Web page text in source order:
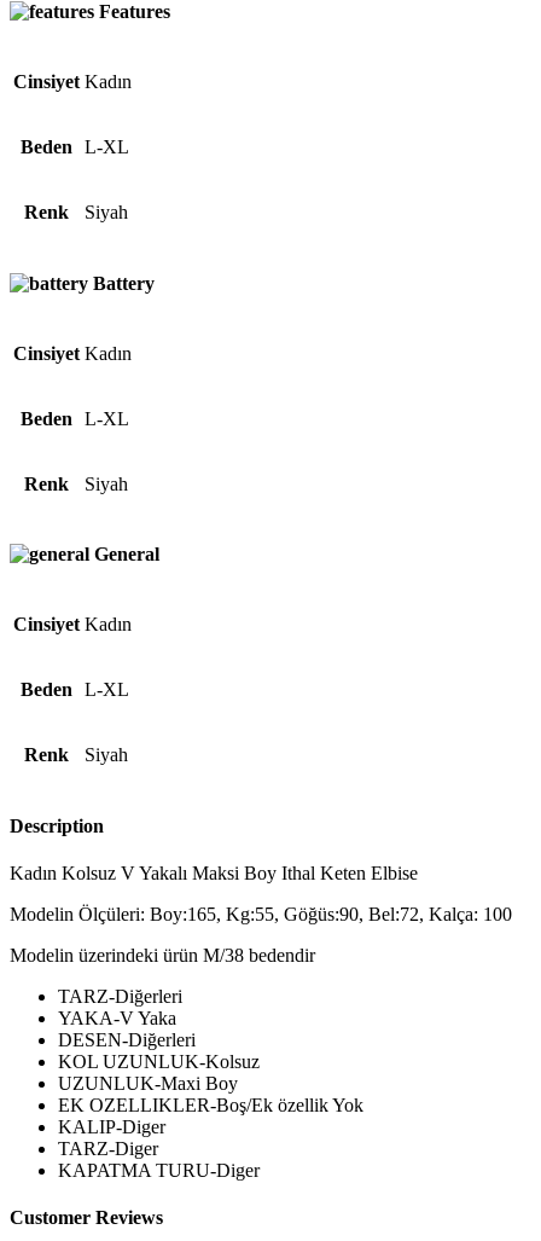
Features
Cinsiyet Kadın
Beden L-XL
Renk Siyah
Battery
Cinsiyet Kadın
Beden L-XL
Renk Siyah
General
Cinsiyet Kadın
Beden L-XL
Renk Siyah
Description
Kadın Kolsuz V Yakalı Maksi Boy Ithal Keten Elbise
Modelin Ölçüleri: Boy:165, Kg:55, Göğüs:90, Bel:72, Kalça: 100
Modelin üzerindeki ürün M/38 bedendir
TARZ-Diğerleri
YAKA-V Yaka
DESEN-Diğerleri
KOL UZUNLUK-Kolsuz
UZUNLUK-Maxi Boy
EK OZELLIKLER-Boş/Ek özellik Yok
KALIP-Diger
TARZ-Diger
KAPATMA TURU-Diger
Customer Reviews